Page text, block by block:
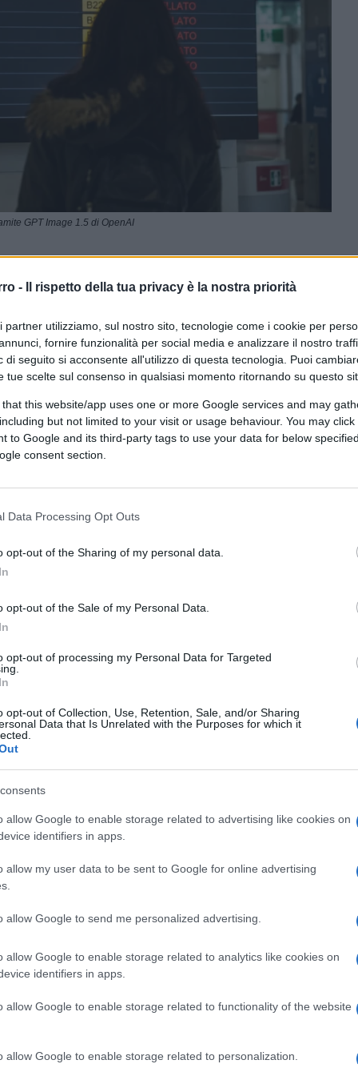
- Il rispetto della tua privacy è la nostra priorità
partner utilizziamo, sul nostro sito, tecnologie come i cookie per
fornire funzionalità per social media e analizzare il nostro
di seguito si acconsente all'utilizzo di questa tecnologia. Puoi
tue scelte sul consenso in qualsiasi momento ritornando su questo
that this website/app uses one or more Google services and may
but not limited to your visit or usage behaviour. You may
to Google and its third-party tags to use your data for below
consent section.
Data Processing Opt Outs
opt-out of the Sharing of my personal data.
opt-out of the Sale of my Personal Data.
opt-out of processing my Personal Data for Targeted
opt-out of Collection, Use, Retention, Sale, and/or Sharing
Data that Is Unrelated with the Purposes for which it
allow Google to enable storage related to advertising like cookies on
identifiers in apps.
allow my user data to be sent to Google for online advertising
allow Google to send me personalized advertising.
allow Google to enable storage related to analytics like cookies on
identifiers in apps.
allow Google to enable storage related to functionality of the website
allow Google to enable storage related to personalization.
GPT Image 1.5 di OpenAI
su Google CLICCA QUI
0:00/--:--
del trasporto aereo italiano.
coinvolgerà aeroporti, controllori
sui collegamenti nazionali e
i viaggiatori, costretti ancora una
e servizi ridotti.
circa il
per il personale Enav del Centro di
Napoli Capodichino aderente alla
e rischia di paralizzare una parte
lo stato del proprio volo, prima di
oppure contattando l’agenzia
Airways ha inoltre precisato che i clienti
dell’orario potranno richiedere un
il rimborso del biglietto entro il 18
della compagnia.
annuncia caldo per i
il primo appuntamento di un mese
trasporti. Secondo il calendario
e dei Trasporti, nelle prossime settimane
ferrovie, autostrade, trasporto
dall’Usb, con il personale
alle 20.59 del giorno successivo.